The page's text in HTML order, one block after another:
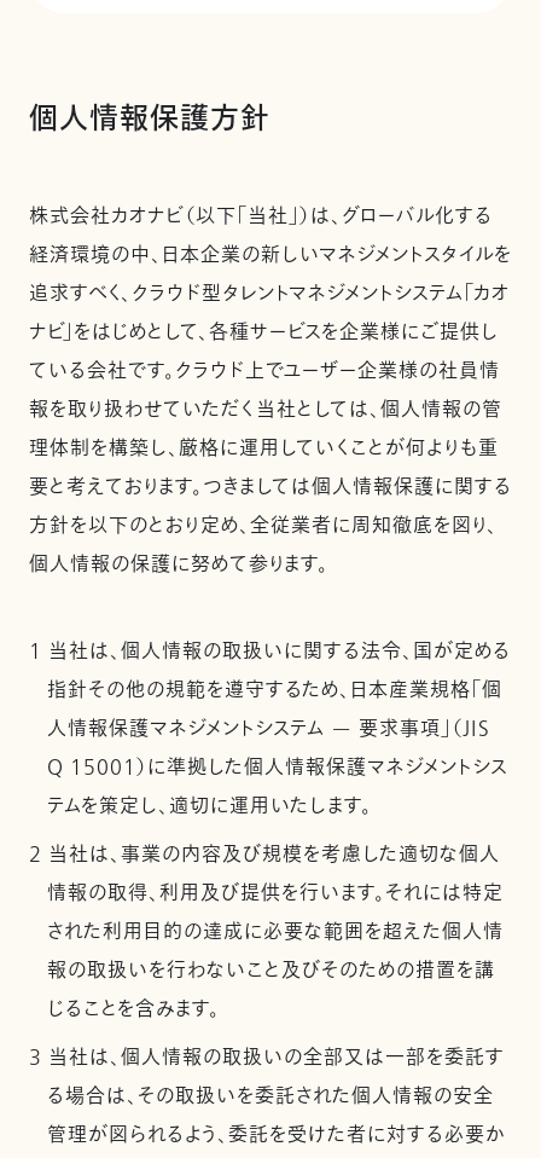
個人情報保護方針
株式会社カオナビ（以下「当社」）は、グローバル化する
経済環境の中、日本企業の新しいマネジメントスタイルを
追求すべく、クラウド型タレントマネジメントシステム「カオ
ナビ」をはじめとして、各種サービスを企業様にご提供し
ている会社です。クラウド上でユーザー企業様の社員情
報を取り扱わせていただく当社としては、個人情報の管
理体制を構築し、厳格に運用していくことが何よりも重
要と考えております。つきましては個人情報保護に関する
方針を以下のとおり定め、全従業者に周知徹底を図り、
個人情報の保護に努めて参ります。
1 当社は、個人情報の取扱いに関する法令、国が定める
指針その他の規範を遵守するため、日本産業規格「個
人情報保護マネジメントシステム — 要求事項」（JIS
Q 15001）に準拠した個人情報保護マネジメントシス
テムを策定し、適切に運用いたします。
2 当社は、事業の内容及び規模を考慮した適切な個人
情報の取得、利用及び提供を行います。それには特定
された利用目的の達成に必要な範囲を超えた個人情
報の取扱いを行わないこと及びそのための措置を講
じることを含みます。
3 当社は、個人情報の取扱いの全部又は一部を委託す
る場合は、その取扱いを委託された個人情報の安全
管理が図られるよう、委託を受けた者に対する必要か